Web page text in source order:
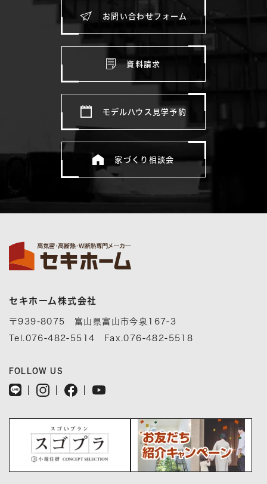
お問い合わせフォーム
資料請求
モデルハウス見学予約
家づくり相談会
セキホーム株式会社
〒939-8075 富山県富山市今泉167-3
Tel.076-482-5514 Fax.076-482-5518
FOLLOW US